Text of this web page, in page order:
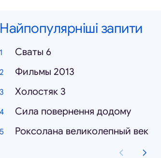
Найпопулярніші запити
Сваты 6
Фильмы 2013
Холостяк 3
Сила повернення додому
Роксолана великолепный век